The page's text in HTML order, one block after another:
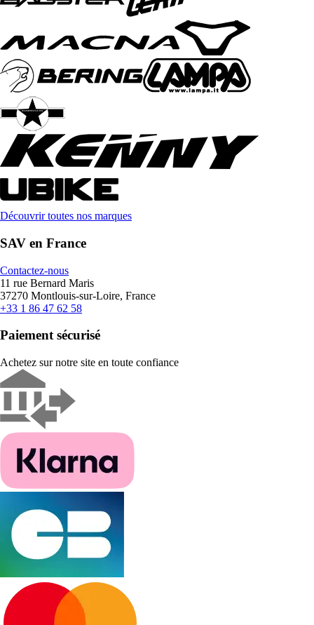
Découvrir toutes nos marques
SAV en France
Contactez-nous
11 rue Bernard Maris
37270 Montlouis-sur-Loire, France
+33 1 86 47 62 58
Paiement sécurisé
Achetez sur notre site en toute confiance